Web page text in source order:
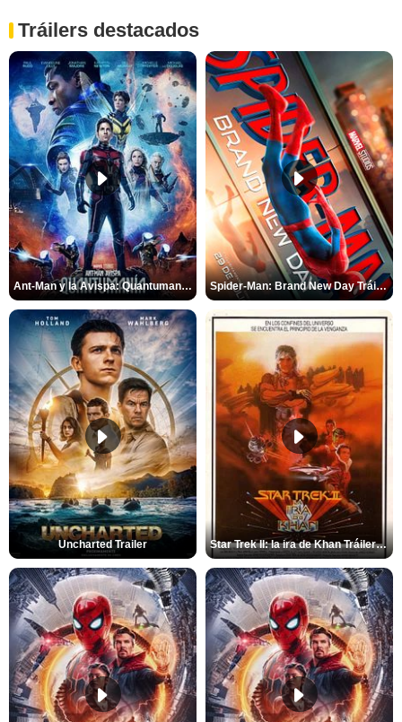
Tráilers destacados
Ant-Man y la Avispa: Quantumanía Tráiler (2) Spider-Man: Brand New Day Tráiler (3)
Uncharted Trailer Star Trek II: la ira de Khan Tráiler VO